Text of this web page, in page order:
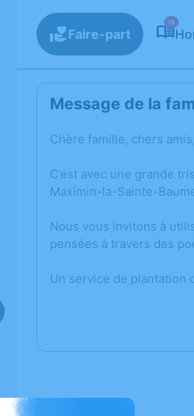
Faire-part
18
Message de la
Chère famille, chers amis,
C’est avec une grande
Maximin-la-Sainte-
Nous vous invitons à
pensées à travers des
Un service de plantation